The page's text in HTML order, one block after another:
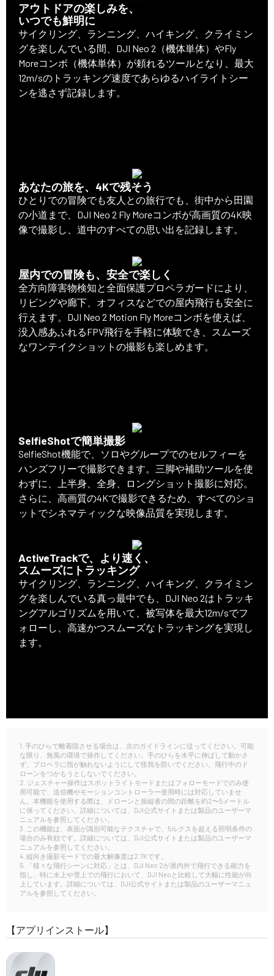
アウトドアの楽しみを、
いつでも鮮明に
サイクリング、ランニング、ハイキング、クライミン
グを楽しんでいる間、DJI Neo 2（機体単体）やFly
Moreコンボ（機体単体）が頼れるツールとなり、最大
12m/sのトラッキング速度であらゆるハイライトシー
ンを逃さず記録します。
あなたの旅を、4Kで残そう
ひとりでの冒険でも友人との旅行でも、街中から田園
の小道まで、DJI Neo 2 Fly Moreコンボが高画質の4K映
像で撮影し、道中のすべての思い出を記録します。
屋内での冒険も、安全で楽しく
全方向障害物検知と全面保護プロペラガードにより、
リビングや廊下、オフィスなどでの屋内飛行も安全に
行えます。DJI Neo 2 Motion Fly Moreコンボを使えば、
没入感あふれるFPV飛行を手軽に体験でき、スムーズ
なワンテイクショットの撮影も楽しめます。
SelfieShotで簡単撮影
SelfieShot機能で、ソロやグループでのセルフィーを
ハンズフリーで撮影できます。三脚や補助ツールを使
わずに、上半身、全身、ロングショット撮影に対応。
さらに、高画質の4Kで撮影できるため、すべてのショ
ットでシネマティックな映像品質を実現します。
ActiveTrackで、より速く、
スムーズにトラッキング
サイクリング、ランニング、ハイキング、クライミン
グを楽しんでいる真っ最中でも、DJI Neo 2はトラッキ
ングアルゴリズムを用いて、被写体を最大12m/sでフ
ォローし、高速かつスムーズなトラッキングを実現し
ます。
1. 手のひらで離着陸させる場合は、次のガイドラインに従ってください。可能
な限り、無風の環境で操作してください。手のひらを水平に伸ばして動かさ
ず、プロペラに指が触れないようにして怪我を防いでください。飛行中のド
ローンをつかもうとしないでください。
2. ジェスチャー操作はスポットライトモードまたはフォローモードでのみ使
用可能で、送信機やモーションコントローラー使用時には対応していませ
ん。本機能を使用する際は、ドローンと操縦者の間の距離を約2〜5メートル
に保ってください。詳細については、DJI公式サイトまたは製品のユーザーマ
ニュアルを参照してください。
3. この機能は、表面が識別可能なテクスチャで、5ルクスを超える照明条件の
場合のみ有効です。詳細については、DJI公式サイトまたは製品のユーザーマ
ニュアルを参照してください。
4. 縦向き撮影モードでの最大解像度は2.7Kです。
5. 「様々な飛行シーンに対応」とは、DJI Neo 2が屋内外で飛行できる能力を
指し、特に水上や雪上での飛行において、DJI Neoと比較して大幅に性能が向
上しています。詳細については、DJI公式サイトまたは製品のユーザーマニュ
アルを参照してください。
【アプリインストール】